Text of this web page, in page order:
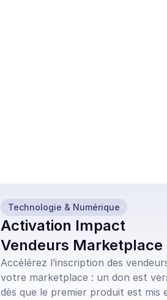
Technologie & Numérique
Activation Impact
Vendeurs Marketplace
Accélérez l’inscription des
votre marketplace : un don est
dès que le premier produit est mis